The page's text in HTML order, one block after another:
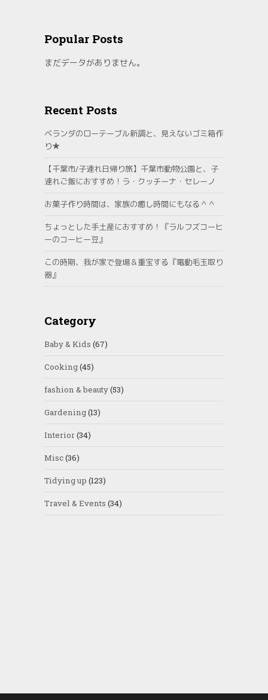
Popular Posts
まだデータがありません。
Recent Posts
ベランダのローテーブル新調と、見えないゴミ箱作
り★
【千葉市/子連れ日帰り旅】千葉市動物公園と、子
連れご飯におすすめ！ラ・クッチーナ・セレーノ
お菓子作り時間は、家族の癒し時間にもなる＾＾
ちょっとした手土産におすすめ！『ラルフズコーヒ
ーのコーヒー豆』
この時期、我が家で登場＆重宝する『電動毛玉取り
器』
Category
Baby & Kids (67)
Cooking(45)
fashion & beauty(53)
Gardening(13)
Interior(34)
Misc(36)
Tidying up (123)
Travel & Events (34)